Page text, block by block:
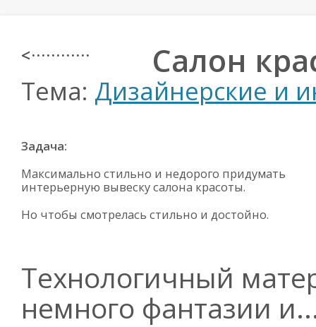
< · · · · · · · · · · · · Салон
Тема: Дизайнерские и
Задача:
Максимально стильно и недорого придумать
интерьерную вывеску салона красоты.
Но чтобы смотрелась стильно и достойно.
Технологичный
немного фантазии